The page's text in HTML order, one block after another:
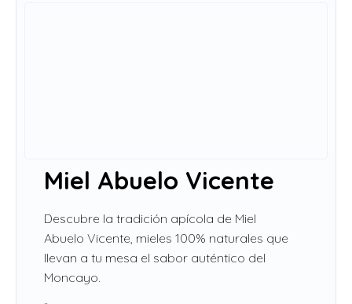
Miel Abuelo Vicente
Descubre la tradición apícola de Miel
Abuelo Vicente, mieles 100% naturales que
llevan a tu mesa el sabor auténtico del
Moncayo.